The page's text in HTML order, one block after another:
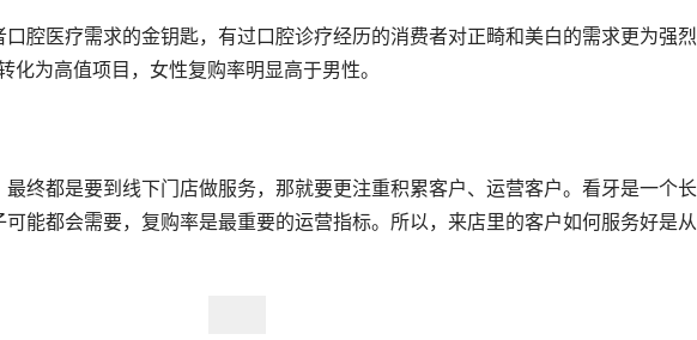
腔医疗需求的金钥匙，有过口腔诊疗经历的消费者对正畸和美白的需求更为强
化为高值项目，女性复购率明显高于男性。
终都是要到线下门店做服务，那就要更注重积累客户、运营客户。看牙是一个
能都会需要，复购率是最重要的运营指标。所以，来店里的客户如何服务好是